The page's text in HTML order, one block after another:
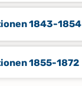
1843-1854
1855-1872